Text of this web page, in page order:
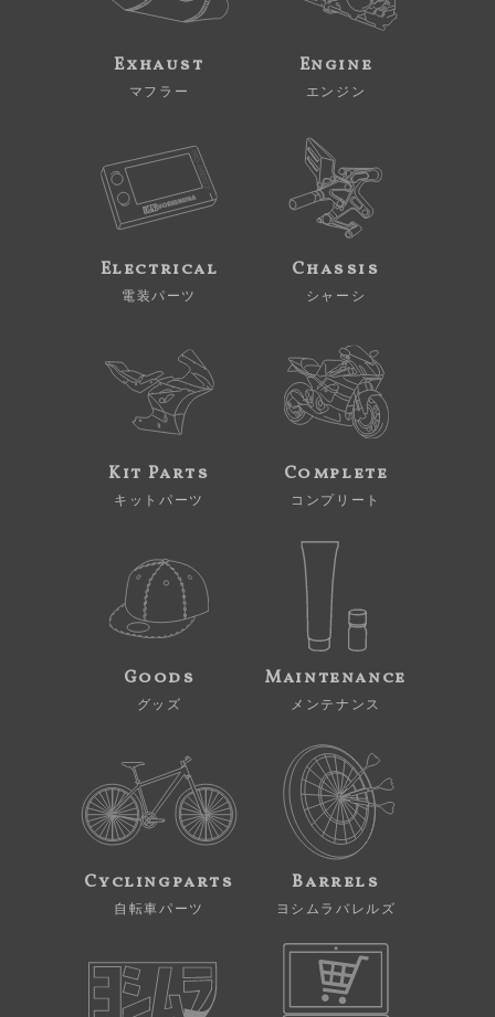
Exhaust
マフラー
Engine
エンジン
Electrical
電装パーツ
Chassis
シャーシ
Kit Parts
キットパーツ
Complete
コンプリート
Goods
グッズ
Maintenance
メンテナンス
Cyclingparts
自転車パーツ
Barrels
ヨシムラバレルズ